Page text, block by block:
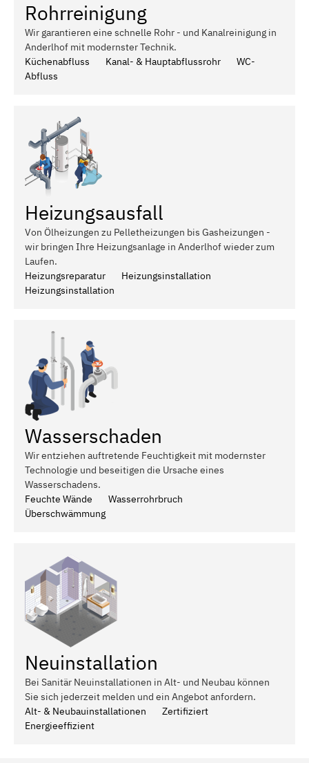
Rohrreinigung
Wir garantieren eine schnelle Rohr - und Kanalreinigung in
Anderlhof mit modernster Technik.
Küchenabfluss
Kanal- & Hauptabflussrohr
WC-
Abfluss
Heizungsausfall
Von Ölheizungen zu Pelletheizungen bis Gasheizungen -
wir bringen Ihre Heizungsanlage in Anderlhof wieder zum
Laufen.
Heizungsreparatur
Heizungsinstallation
Heizungsinstallation
Wasserschaden
Wir entziehen auftretende Feuchtigkeit mit modernster
Technologie und beseitigen die Ursache eines
Wasserschadens.
Feuchte Wände
Wasserrohrbruch
Überschwämmung
Neuinstallation
Bei Sanitär Neuinstallationen in Alt- und Neubau können
Sie sich jederzeit melden und ein Angebot anfordern.
Alt- & Neubauinstallationen
Zertifiziert
Energieeffizient